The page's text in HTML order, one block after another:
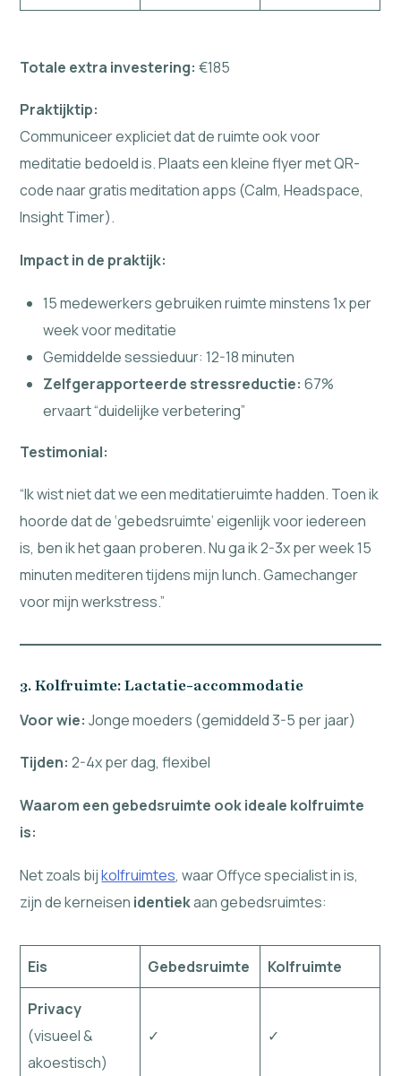
Totale extra investering: €185
Praktijktip:
Communiceer expliciet dat de ruimte ook voor
meditatie bedoeld is. Plaats een kleine flyer met QR-
code naar gratis meditation apps (Calm, Headspace,
Insight Timer).
Impact in de praktijk:
15 medewerkers gebruiken ruimte minstens 1x per
week voor meditatie
Gemiddelde sessieduur: 12-18 minuten
Zelfgerapporteerde stressreductie: 67%
ervaart “duidelijke verbetering”
Testimonial:
“Ik wist niet dat we een meditatieruimte hadden. Toen ik
hoorde dat de ‘gebedsruimte’ eigenlijk voor iedereen
is, ben ik het gaan proberen. Nu ga ik 2-3x per week 15
minuten mediteren tijdens mijn lunch. Gamechanger
voor mijn werkstress.”
3. Kolfruimte: Lactatie-accommodatie
Voor wie: Jonge moeders (gemiddeld 3-5 per jaar)
Tijden: 2-4x per dag, flexibel
Waarom een gebedsruimte ook ideale kolfruimte
is:
Net zoals bijkolfruimtes, waar Offyce specialist in is,
zijn de kerneisen identiekaan gebedsruimtes:
Eis Gebedsruimte Kolfruimte
Privacy
(visueel &
akoestisch)
✓ ✓